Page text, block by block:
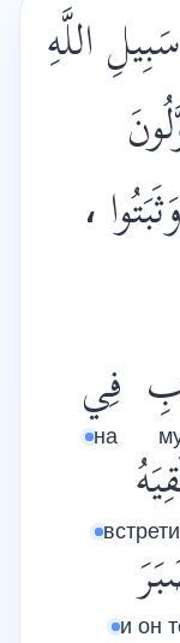
اللَّهِ
،
فِي
на
и он